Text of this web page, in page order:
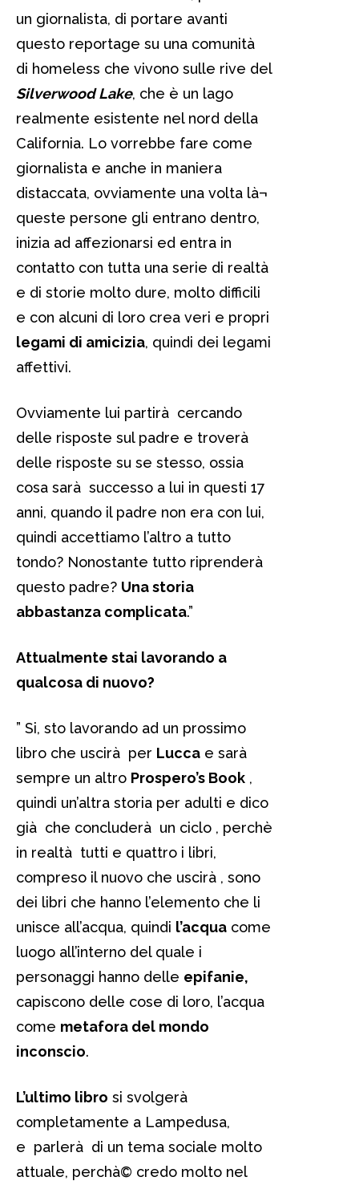
un giornalista, di portare avanti
questo reportage su una comunità
di homeless che vivono sulle rive del
Silverwood Lake, che è un lago
realmente esistente nel nord della
California. Lo vorrebbe fare come
giornalista e anche in maniera
distaccata, ovviamente una volta là¬
queste persone gli entrano dentro,
inizia ad affezionarsi ed entra in
contatto con tutta una serie di realtà
e di storie molto dure, molto difficili
e con alcuni di loro crea veri e propri
legami di amicizia, quindi dei legami
affettivi.
Ovviamente lui partirà cercando
delle risposte sul padre e troverà
delle risposte su se stesso, ossia
cosa sarà successo a lui in questi 17
anni, quando il padre non era con lui,
quindi accettiamo l’altro a tutto
tondo? Nonostante tutto riprenderà
questo padre? Una storia
abbastanza complicata.”
Attualmente stai lavorando a
qualcosa di nuovo?
” Si, sto lavorando ad un prossimo
libro che uscirà per Lucca e sarà
sempre un altro Prospero’s Book ,
quindi un’altra storia per adulti e dico
già che concluderà un ciclo , perchè
in realtà tutti e quattro i libri,
compreso il nuovo che uscirà , sono
dei libri che hanno l’elemento che li
unisce all’acqua, quindi l’acqua come
luogo all’interno del quale i
personaggi hanno delle epifanie,
capiscono delle cose di loro, l’acqua
come metafora del mondo
inconscio.
L’ultimo libro si svolgerà
completamente a Lampedusa,
e parlerà di un tema sociale molto
attuale, perchà© credo molto nel